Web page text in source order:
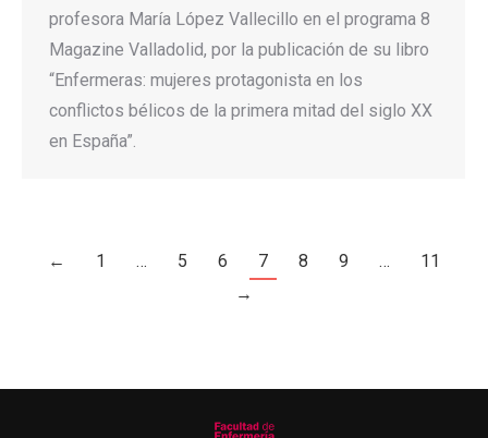
profesora María López Vallecillo en el programa 8
Magazine Valladolid, por la publicación de su libro
“Enfermeras: mujeres protagonista en los
conflictos bélicos de la primera mitad del siglo XX
en España”.
← 1 … 5 6 7 8 9 …
11
→